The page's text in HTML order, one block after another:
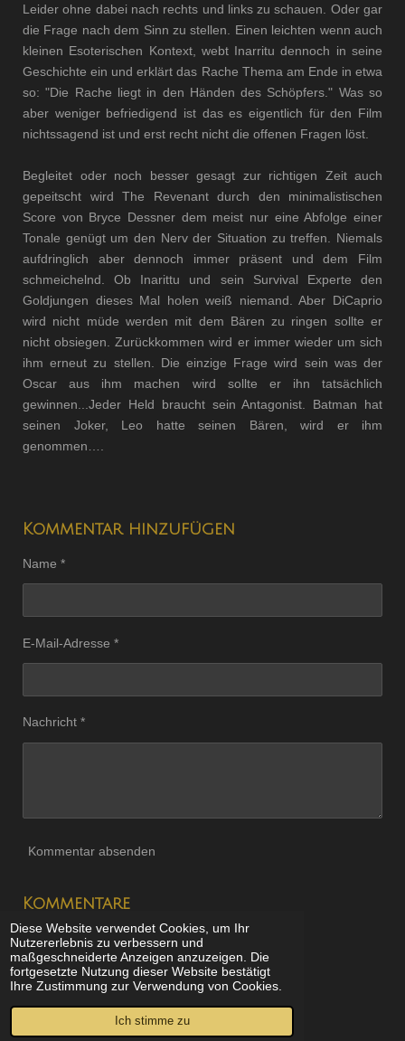
Diese Website verwendet Cookies, um Ihr
Nutzererlebnis zu verbessern und
maßgeschneiderte Anzeigen anzuzeigen. Die
fortgesetzte Nutzung dieser Website bestätigt
Ihre Zustimmung zur Verwendung von Cookies.
Ich stimme zu
Leider ohne dabei nach rechts und links zu schauen. Oder gar
die Frage nach dem Sinn zu stellen. Einen leichten wenn auch
kleinen Esoterischen Kontext, webt Inarritu dennoch in seine
Geschichte ein und erklärt das Rache Thema am Ende in etwa
so: "Die Rache liegt in den Händen des Schöpfers." Was so
aber weniger befriedigend ist das es eigentlich für den Film
nichtssagend ist und erst recht nicht die offenen Fragen löst.
Begleitet oder noch besser gesagt zur richtigen Zeit auch
gepeitscht wird The Revenant durch den minimalistischen
Score von Bryce Dessner dem meist nur eine Abfolge einer
Tonale genügt um den Nerv der Situation zu treffen. Niemals
aufdringlich aber dennoch immer präsent und dem Film
schmeichelnd. Ob Inarittu und sein Survival Experte den
Goldjungen dieses Mal holen weiß niemand. Aber DiCaprio
wird nicht müde werden mit dem Bären zu ringen sollte er
nicht obsiegen. Zurückkommen wird er immer wieder um sich
ihm erneut zu stellen. Die einzige Frage wird sein was der
Oscar aus ihm machen wird sollte er ihn tatsächlich
gewinnen...Jeder Held braucht sein Antagonist. Batman hat
seinen Joker, Leo hatte seinen Bären, wird er ihm
genommen….
Kommentar hinzufügen
Name *
E-Mail-Adresse *
Nachricht *
Kommentar absenden
Kommentare
Es gibt noch keine Kommentare.
Mit Unterstützung von Webador